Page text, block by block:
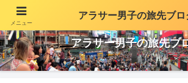
アラサー男子の旅先ブ
メニュー
アラサー男子の旅先ブロ